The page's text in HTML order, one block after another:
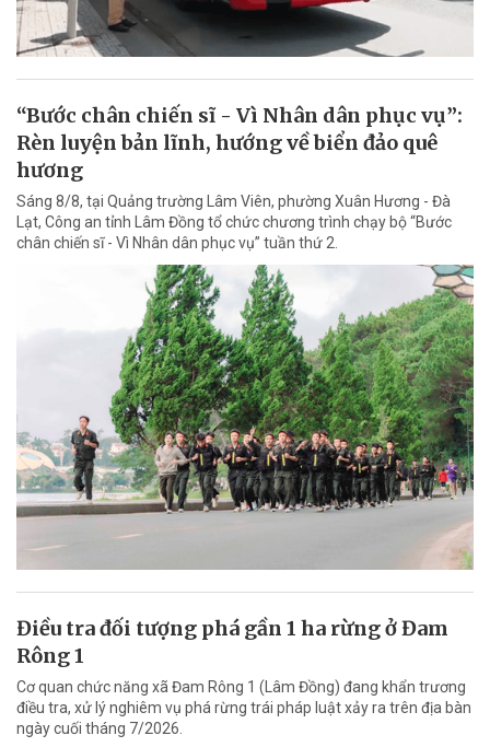
“Bước chân chiến sĩ - Vì Nhân dân phục vụ”:
Rèn luyện bản lĩnh, hướng về biển đảo quê
hương
Sáng 8/8, tại Quảng trường Lâm Viên, phường Xuân Hương - Đà
Lạt, Công an tỉnh Lâm Đồng tổ chức chương trình chạy bộ “Bước
chân chiến sĩ - Vì Nhân dân phục vụ” tuần thứ 2.
Điều tra đối tượng phá gần 1 ha rừng ở Đam
Rông 1
Cơ quan chức năng xã Đam Rông 1 (Lâm Đồng) đang khẩn trương
điều tra, xử lý nghiêm vụ phá rừng trái pháp luật xảy ra trên địa bàn
ngày cuối tháng 7/2026.